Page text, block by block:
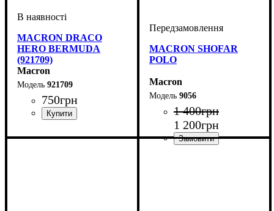
MACRON DRACO
HERO BERMUDA
(921709)
Macron
921709
750грн
MACRON SHOFAR
POLO
Macron
9056
1 400грн
1 200грн